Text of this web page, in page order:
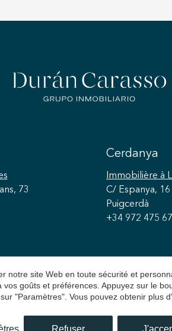
73
Cerdanya
Immobilière à
C/ Espanya, 16
Puigcerdà
+34 972 475
notre site Web en toute sécurité et
goûts et préférences. Appuyez sur le
"Paramètres". Vous pouvez obtenir plus
Refuser